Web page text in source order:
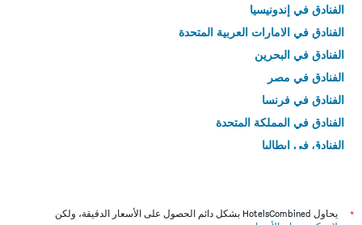
الفنادق في إندونيسيا
الفنادق في الامارات العربية المتحدة
الفنادق في البحرين
الفنادق في مصر
الفنادق في فرنسا
الفنادق في المملكة المتحدة
الفنادق في إيطاليا
*
يحاول HotelsCombined بشكل دائم الحصول على الأسعار الدقيقة، ولكن